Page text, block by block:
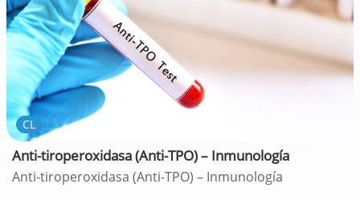
CL
Anti-tiroperoxidasa (Anti-TPO) – Inmunología
Anti-tiroperoxidasa (Anti-TPO) – Inmunología